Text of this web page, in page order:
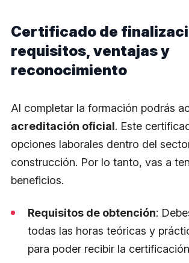
Certificado de
requisitos, ventajas y
reconocimiento
Al completar la formación podrás
acreditación oficial. Este
opciones laborales dentro del
construcción. Por lo tanto, vas a
beneficios.
Requisitos de obtención:
todas las horas teóricas y
para poder recibir la